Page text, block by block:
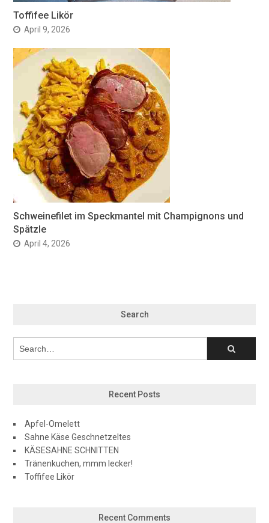
Toffifee Likör
April 9, 2026
Schweinefilet im Speckmantel mit Champignons und
Spätzle
April 4, 2026
Search
Recent Posts
Apfel-Omelett
Sahne Käse Geschnetzeltes
KÄSESAHNE SCHNITTEN
Tränenkuchen, mmm lecker!
Toffifee Likör
Recent Comments